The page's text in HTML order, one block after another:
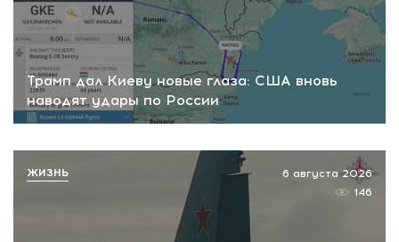
Трамп дал Киеву новые глаза: США вновь
наводят удары по России
6 августа 2026
146
ЖИЗНЬ